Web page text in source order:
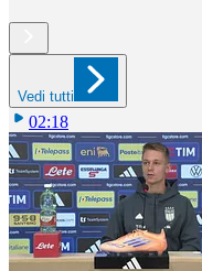
Vedi tutti
02:18